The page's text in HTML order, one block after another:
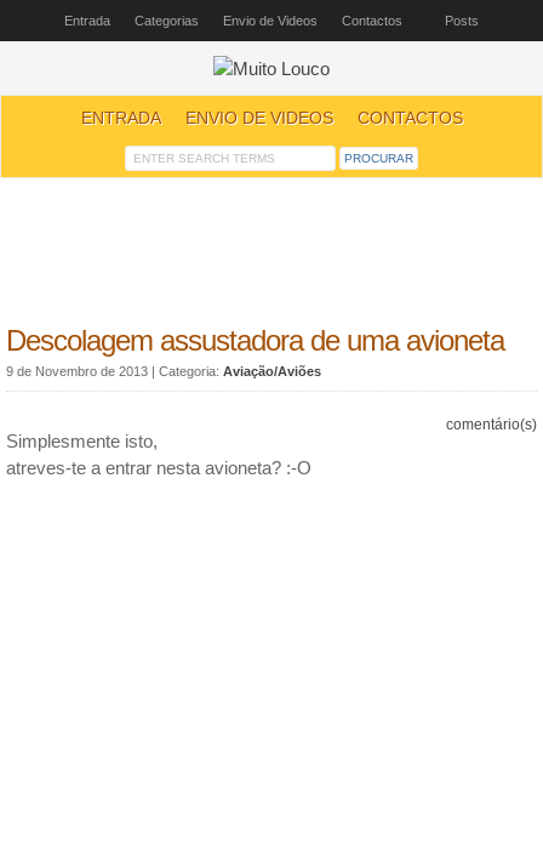
Entrada Categorias Envio de Videos Contactos Posts
ENTRADA ENVIO DE VIDEOS CONTACTOS
Descolagem assustadora de uma avioneta
9 de Novembro de 2013 | Categoria: Aviação/Aviões
comentário(s)
Simplesmente isto,
atreves-te a entrar nesta avioneta? :-O